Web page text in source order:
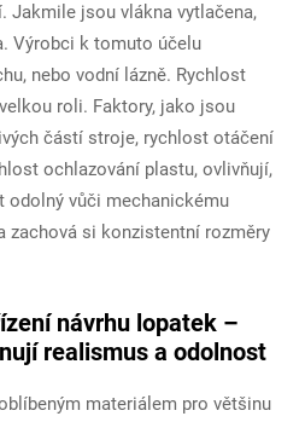
Jakmile jsou vlákna vytlačena,
Výrobci k tomuto účelu
nebo vodní lázně. Rychlost
roli. Faktory, jako jsou
částí stroje, rychlost otáčení
ochlazování plastu, ovlivňují,
odolný vůči mechanickému
zachová si konzistentní rozměry
návrhu lopatek –
realismus a odolnost
materiálem pro většinu